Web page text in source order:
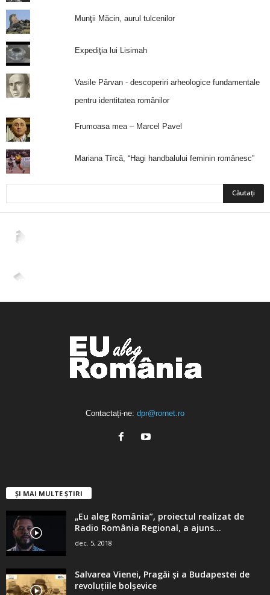
Munţii Măcin, aurul tulcenilor
Expediţia lui Lisimah
Vasile Pârvan - descoperiri arheologice fundamentale
pentru identitatea românilor
Frumoasa mea – Marcel Pavel
Mariana Tîrcă, “Hagi handbalului feminin românesc”
2,265
4,400
Contactați-ne: dpr@rornet.ro
ȘI MAI MULTE ȘTIRI
„Eu aleg România”, proiectul realizat de
Radio România Regional, a ajuns...
dec. 5, 2018
Salvarea Vienei, Pragăi şi a Budapestei de
revoluţiile bolşevice